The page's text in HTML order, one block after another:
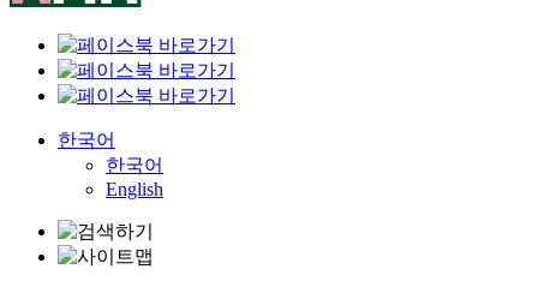
한국어
한국어
English